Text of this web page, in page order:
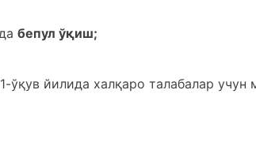
бепул ўқиш;
ўқув йилида халқаро талабалар учун